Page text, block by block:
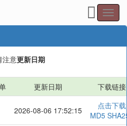
注意更新日期
更新日期 下载链接
2026-08-06 17:52:15
点击下载
MD5